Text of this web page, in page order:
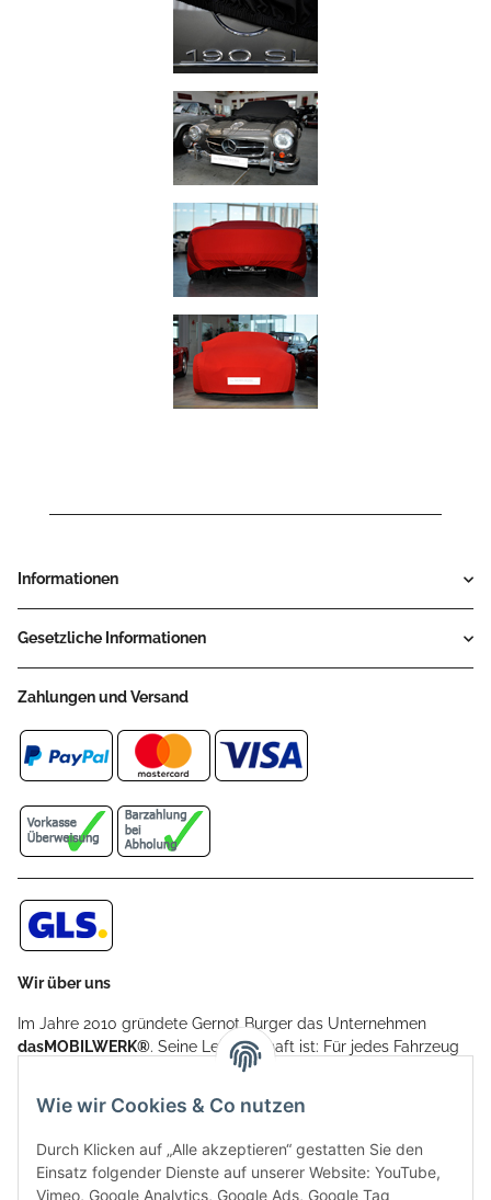
Informationen
Gesetzliche Informationen
Zahlungen und Versand
Wir über uns
Im Jahre 2010 gründete Gernot Burger das Unternehmen
dasMOBILWERK®. Seine Leidenschaft ist: Für jedes Fahrzeug
ein Car Cover anzubieten - passgenau und individuell.
Aufgrund der vielen positiven Kundenrückmeldungen kamen
weitere Produkte, wie Reifenschuhe, Hardtopständer hinzu.
Seine Reifenschoner werden in Deutschland produziert und
sind mit hochwertigen Techniken und Materialien gefertigt.
Wie wir Cookies & Co nutzen
Durch Klicken auf „Alle akzeptieren“ gestatten Sie den
Einsatz folgender Dienste auf unserer Website: YouTube,
Vimeo, Google Analytics, Google Ads, Google Tag